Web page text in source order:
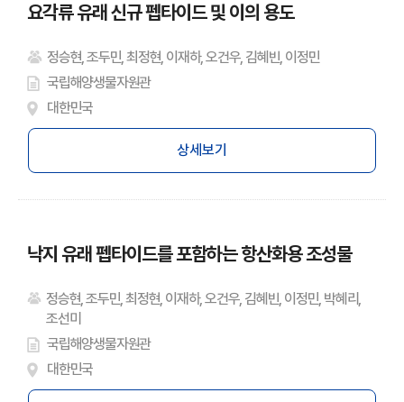
요각류 유래 신규 펩타이드 및 이의 용도
정승현, 조두민, 최정현, 이재하, 오건우, 김혜빈, 이정민
국립해양생물자원관
대한민국
상세보기
낙지 유래 펩타이드를 포함하는 항산화용 조성물
정승현, 조두민, 최정현, 이재하, 오건우, 김혜빈, 이정민, 박혜리,
조선미
국립해양생물자원관
대한민국